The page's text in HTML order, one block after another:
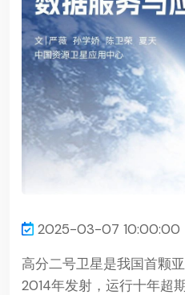
2025-03-07 10:00:00
高分二号卫星是我国首颗
2014年发射，运行十年超